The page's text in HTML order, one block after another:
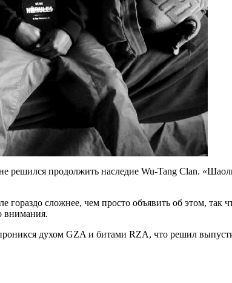
решился продолжить наследие Wu-Tang Clan.
гораздо сложнее, чем просто объявить об этом, так
внимания.
духом GZAи битами RZA, что решил